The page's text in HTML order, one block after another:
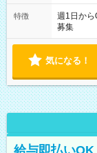
特徴
週1日から
募集
気になる！
給与即払い